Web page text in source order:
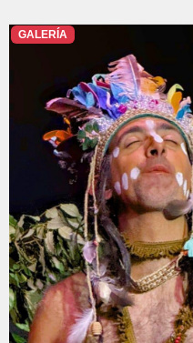
GALERÍA